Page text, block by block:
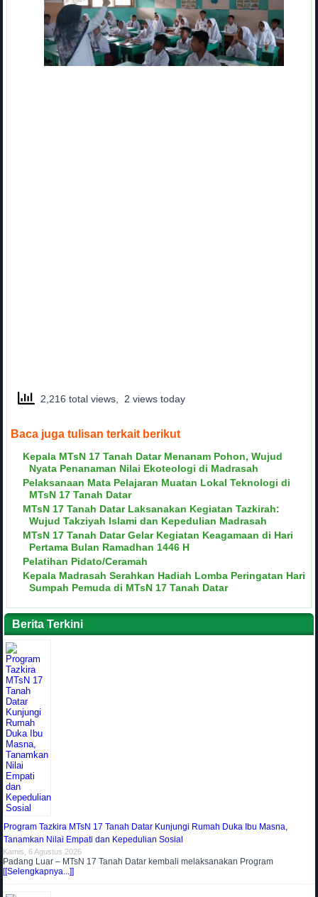
2,216 total views, 2 views today
Baca juga tulisan terkait berikut
Kepala MTsN 17 Tanah Datar Menanam Pohon, Wujud
Nyata Penanaman Nilai Ekoteologi di Madrasah
Pelaksanaan Mata Pelajaran Muatan Lokal Teknologi di
MTsN 17 Tanah Datar
MTsN 17 Tanah Datar Laksanakan Kegiatan Tazkirah:
Wujud Takziyah Islami dan Kepedulian Madrasah
MTsN 17 Tanah Datar Gelar Kegiatan Keagamaan di Hari
Pertama Bulan Ramadhan 1446 H
Pelatihan Pidato/Ceramah
Kepala Madrasah Serahkan Hadiah Lomba Peringatan Hari
Sumpah Pemuda di MTsN 17 Tanah Datar
Berita Terkini
Program Tazkira MTsN 17 Tanah Datar Kunjungi Rumah Duka Ibu Masna,
Tanamkan Nilai Empati dan Kepedulian Sosial
Kamis, 6 Agustus 2026
Padang Luar – MTsN 17 Tanah Datar kembali melaksanakan Program
[[Selengkapnya...]]